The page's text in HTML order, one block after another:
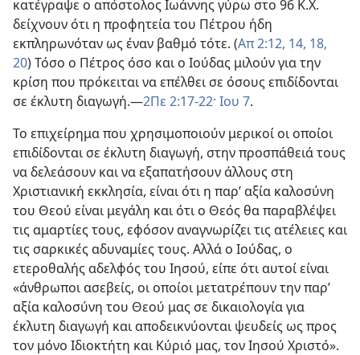
κατέγραψε ο απόστολος Ιωάννης γύρω στο 96 Κ.Χ.
δείχνουν ότι η προφητεία του Πέτρου ήδη
εκπληρωνόταν ως έναν βαθμό τότε. (Απ 2:12, 14, 18,
20) Τόσο ο Πέτρος όσο και ο Ιούδας μιλούν για την
κρίση που πρόκειται να επέλθει σε όσους επιδίδονται
σε έκλυτη διαγωγή.—2Πε 2:17-22· Ιου 7.
Το επιχείρημα που χρησιμοποιούν μερικοί οι οποίοι
επιδίδονται σε έκλυτη διαγωγή, στην προσπάθειά τους
να δελεάσουν και να εξαπατήσουν άλλους στη
Χριστιανική εκκλησία, είναι ότι η παρ’ αξία καλοσύνη
του Θεού είναι μεγάλη και ότι ο Θεός θα παραβλέψει
τις αμαρτίες τους, εφόσον αναγνωρίζει τις ατέλειες και
τις σαρκικές αδυναμίες τους. Αλλά ο Ιούδας, ο
ετεροθαλής αδελφός του Ιησού, είπε ότι αυτοί είναι
«άνθρωποι ασεβείς, οι οποίοι μετατρέπουν την παρ’
αξία καλοσύνη του Θεού μας σε δικαιολογία για
έκλυτη διαγωγή και αποδεικνύονται ψευδείς ως προς
τον μόνο Ιδιοκτήτη και Κύριό μας, τον Ιησού Χριστό».